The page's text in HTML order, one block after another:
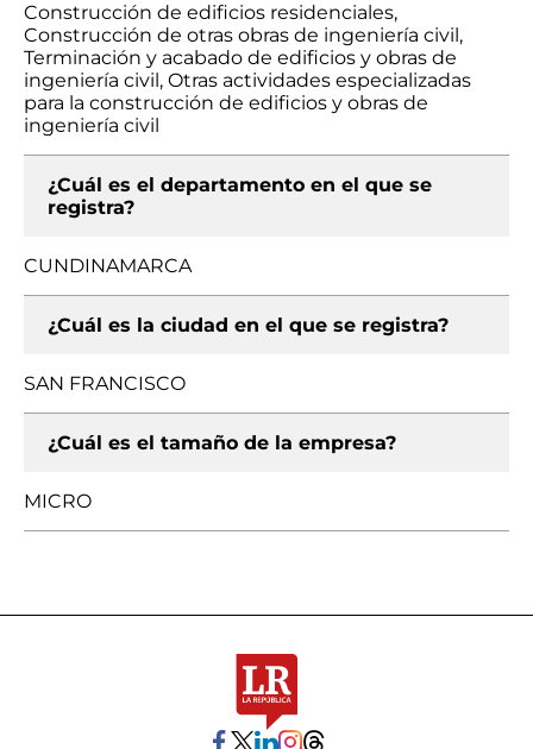
Construcción de edificios residenciales,
Construcción de otras obras de ingeniería civil,
Terminación y acabado de edificios y obras de
ingeniería civil, Otras actividades especializadas
para la construcción de edificios y obras de
ingeniería civil
¿Cuál es el departamento en el que se
registra?
CUNDINAMARCA
¿Cuál es la ciudad en el que se registra?
SAN FRANCISCO
¿Cuál es el tamaño de la empresa?
MICRO